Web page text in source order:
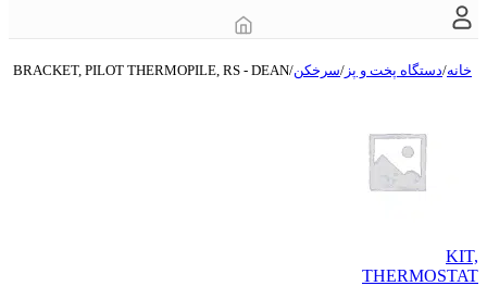
خانه/دستگاه‌ پخت و پز /سرخکن/
BRACKET, PILOT THERMOPILE, RS - DEAN
KIT,
THERMOSTAT